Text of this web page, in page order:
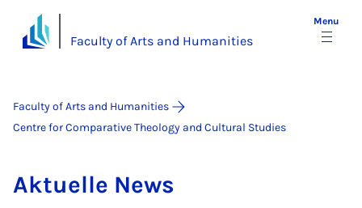
Faculty of Arts and Humanities
Menu
Faculty of Arts and Humanities
Centre for Comparative Theology and Cultural Studies
Ak­tuelle News